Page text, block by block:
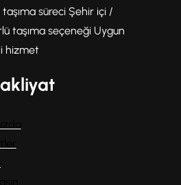
taşıma süreci Şehir içi /
taşıma seçeneği Uygun
hizmet